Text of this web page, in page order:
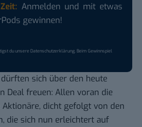
Anmelden und mit etwas
gewinnen!
du unsereDatenschutzerklärung. Beim Gewinnspiel
sich über den heute
Deal freuen: Allen voran die
dicht gefolgt von den
die sich nun erleichtert auf